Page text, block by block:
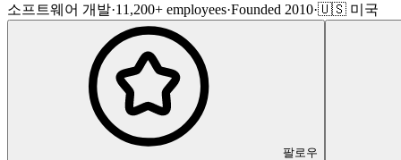
소프트웨어 개발·11,200+ employees·Founded 2010·🇺🇸 미국
팔로우